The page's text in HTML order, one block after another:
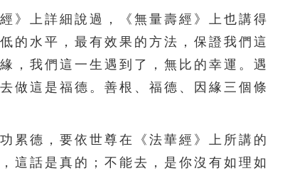
151 152 153 154 155
166 167 168 169 170
上詳細說過，《無量壽經》上也講得
的水平，最有效果的方法，保證我們這
，我們這一生遇到了，無比的幸運。遇
做這是福德。善根、福德、因緣三個條
德，要依世尊在《法華經》上所講的
這話是真的；不能去，是你沒有如理如